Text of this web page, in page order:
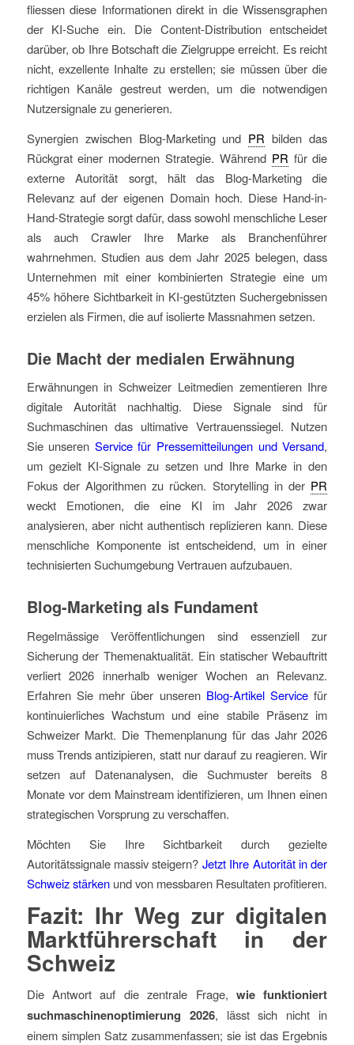
fliessen diese Informationen direkt in die Wissensgraphen
der KI-Suche ein. Die Content-Distribution entscheidet
darüber, ob Ihre Botschaft die Zielgruppe erreicht. Es reicht
nicht, exzellente Inhalte zu erstellen; sie müssen über die
richtigen Kanäle gestreut werden, um die notwendigen
Nutzersignale zu generieren.
Synergien zwischen Blog-Marketing und PR bilden das
Rückgrat einer modernen Strategie. Während PR für die
externe Autorität sorgt, hält das Blog-Marketing die
Relevanz auf der eigenen Domain hoch. Diese Hand-in-
Hand-Strategie sorgt dafür, dass sowohl menschliche Leser
als auch Crawler Ihre Marke als Branchenführer
wahrnehmen. Studien aus dem Jahr 2025 belegen, dass
Unternehmen mit einer kombinierten Strategie eine um
45% höhere Sichtbarkeit in KI-gestützten Suchergebnissen
erzielen als Firmen, die auf isolierte Massnahmen setzen.
Die Macht der medialen Erwähnung
Erwähnungen in Schweizer Leitmedien zementieren Ihre
digitale Autorität nachhaltig. Diese Signale sind für
Suchmaschinen das ultimative Vertrauenssiegel. Nutzen
Sie unseren Service für Pressemitteilungen und Versand,
um gezielt KI-Signale zu setzen und Ihre Marke in den
Fokus der Algorithmen zu rücken. Storytelling in der PR
weckt Emotionen, die eine KI im Jahr 2026 zwar
analysieren, aber nicht authentisch replizieren kann. Diese
menschliche Komponente ist entscheidend, um in einer
technisierten Suchumgebung Vertrauen aufzubauen.
Blog-Marketing als Fundament
Regelmässige Veröffentlichungen sind essenziell zur
Sicherung der Themenaktualität. Ein statischer Webauftritt
verliert 2026 innerhalb weniger Wochen an Relevanz.
Erfahren Sie mehr über unseren Blog-Artikel Service für
kontinuierliches Wachstum und eine stabile Präsenz im
Schweizer Markt. Die Themenplanung für das Jahr 2026
muss Trends antizipieren, statt nur darauf zu reagieren. Wir
setzen auf Datenanalysen, die Suchmuster bereits 8
Monate vor dem Mainstream identifizieren, um Ihnen einen
strategischen Vorsprung zu verschaffen.
Möchten Sie Ihre Sichtbarkeit durch gezielte
Autoritätssignale massiv steigern? Jetzt Ihre Autorität in der
Schweiz stärkenund von messbaren Resultaten profitieren.
Fazit: Ihr Weg zur digitalen
Marktführerschaft in der
Schweiz
Die Antwort auf die zentrale Frage, wie funktioniert
suchmaschinenoptimierung 2026, lässt sich nicht in
einem simplen Satz zusammenfassen; sie ist das Ergebnis